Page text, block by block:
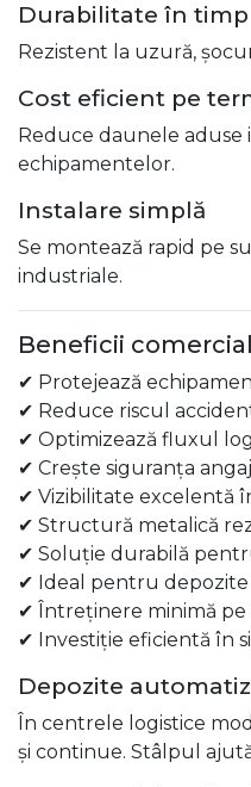
Durabilitate în timp
Rezistent la uzură,
Cost eficient pe
Reduce daunele aduse
echipamentelor.
Instalare simplă
Se montează rapid pe
industriale.
Beneficii
✔ Protejează
✔ Reduce riscul
✔ Optimizează fluxul
✔ Crește siguranța
✔ Vizibilitate excelentă
✔ Structură metalică
✔ Soluție durabilă
✔ Ideal pentru depozite
✔ Întreținere minimă
✔ Investiție eficientă în
Depozite
În centrele logistice
și continue. Stâlpul